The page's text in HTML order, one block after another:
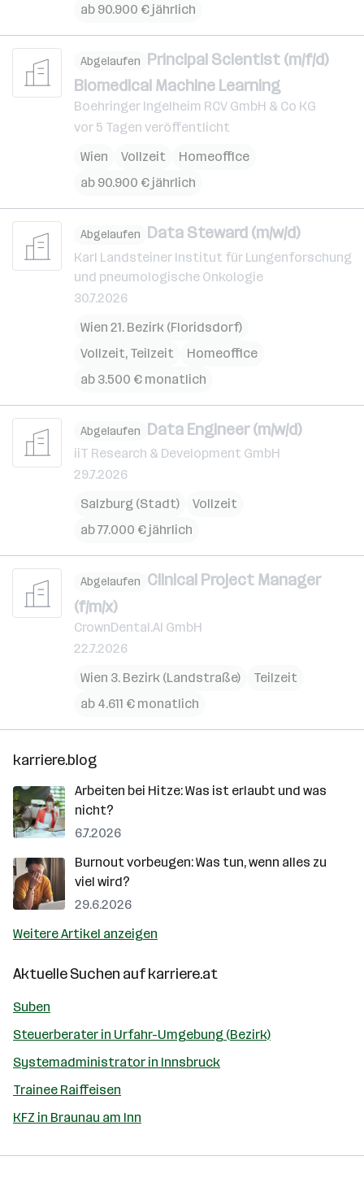
ab 90.900 € jährlich
Abgelaufen Principal Scientist (m/f/d)
Biomedical Machine Learning
Boehringer Ingelheim RCV GmbH & Co KG
vor 5 Tagen veröffentlicht
Wien
Vollzeit
Homeoffice
ab 90.900 € jährlich
Abgelaufen Data Steward (m/w/d)
Karl Landsteiner Institut für Lungenforschung
und pneumologische Onkologie
30.7.2026
Wien 21. Bezirk (Floridsdorf)
Vollzeit, Teilzeit
Homeoffice
ab 3.500 € monatlich
Abgelaufen Data Engineer (m/w/d)
iiT Research & Development GmbH
29.7.2026
Salzburg (Stadt)
Vollzeit
ab 77.000 € jährlich
Abgelaufen Clinical Project Manager
(f/m/x)
CrownDental.AI GmbH
22.7.2026
Wien 3. Bezirk (Landstraße)
Teilzeit
ab 4.611 € monatlich
karriere.blog
Arbeiten bei Hitze: Was ist erlaubt und was
nicht?
6.7.2026
Burnout vorbeugen: Was tun, wenn alles zu
viel wird?
29.6.2026
Weitere Artikel anzeigen
Aktuelle Suchen aufkarriere.at
Suben
Steuerberater in Urfahr-Umgebung (Bezirk)
Systemadministrator in Innsbruck
Trainee Raiffeisen
KFZ in Braunau am Inn